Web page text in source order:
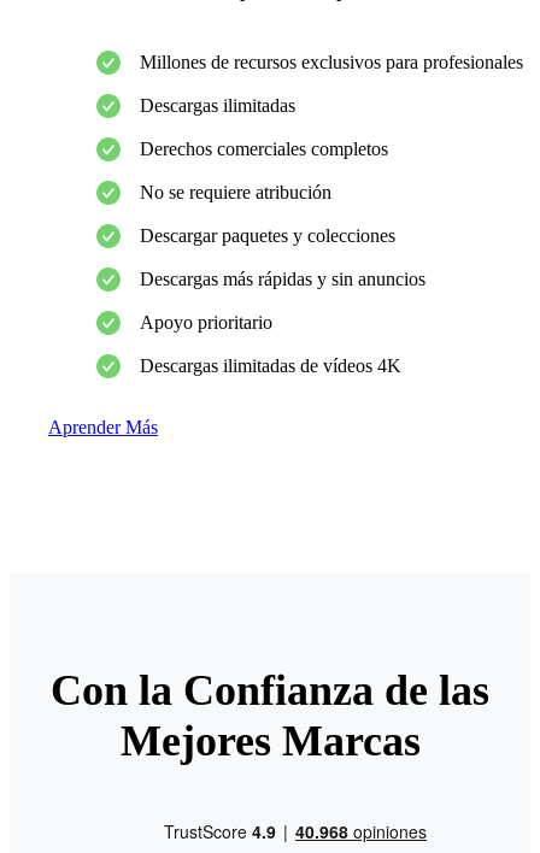
Millones de recursos exclusivos para profesionales
Descargas ilimitadas
Derechos comerciales completos
No se requiere atribución
Descargar paquetes y colecciones
Descargas más rápidas y sin anuncios
Apoyo prioritario
Descargas ilimitadas de vídeos 4K
Aprender Más
Con la Confianza de las
Mejores Marcas